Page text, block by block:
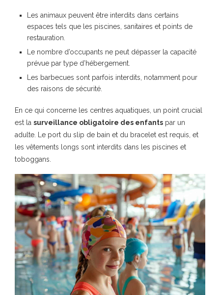
Les animaux peuvent être interdits dans certains
espaces tels que les piscines, sanitaires et points de
restauration.
Le nombre d’occupants ne peut dépasser la capacité
prévue par type d’hébergement.
Les barbecues sont parfois interdits, notamment pour
des raisons de sécurité.
En ce qui concerne les centres aquatiques, un point crucial
est la surveillance obligatoire des enfants par un
adulte. Le port du slip de bain et du bracelet est requis, et
les vêtements longs sont interdits dans les piscines et
toboggans.